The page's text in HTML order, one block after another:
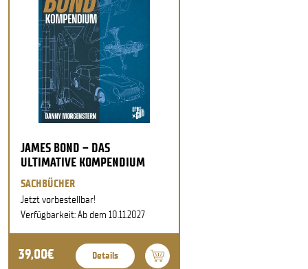
JAMES BOND – DAS
ULTIMATIVE KOMPENDIUM
SACHBÜCHER
Jetzt vorbestellbar!
Verfügbarkeit: Ab dem 10.11.2027
39,00€ Details